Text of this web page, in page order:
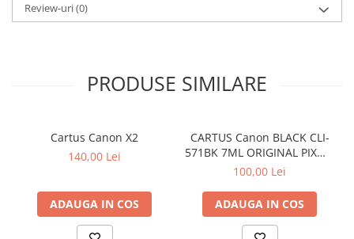
Review-uri(0)
PRODUSE SIMILARE
Cartus Canon X2
140,00 Lei
ADAUGA IN COS
CARTUS Canon BLACK CLI-
571BK 7ML ORIGINAL PIXMA
MG6850
100,00 Lei
ADAUGA IN COS